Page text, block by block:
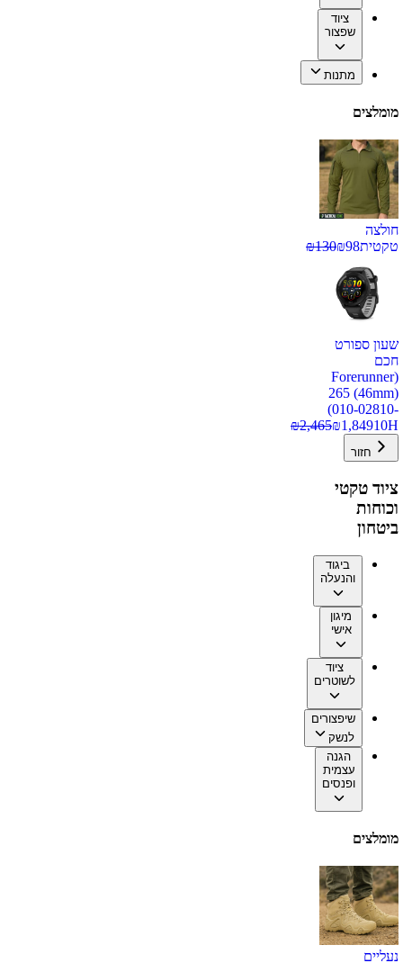
ציוד
שפצור
מתנות
מומלצים
חולצה
טקטית
₪98
₪130
שעון ספורט
חכם
(Forerunner
265 (46mm)
(010-02810-
10H
₪1,849
₪2,465
חזור
ציוד טקטי
וכוחות
ביטחון
ביגוד
והנעלה
מיגון
אישי
ציוד
לשוטרים
שיפצורים
לנשק
הגנה
עצמית
ופנסים
מומלצים
נעליים